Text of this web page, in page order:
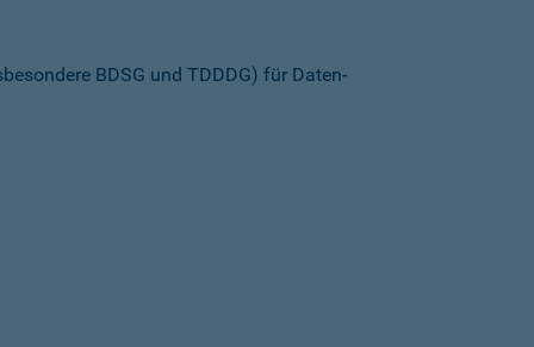
BDSG und TDDDG) für Daten­